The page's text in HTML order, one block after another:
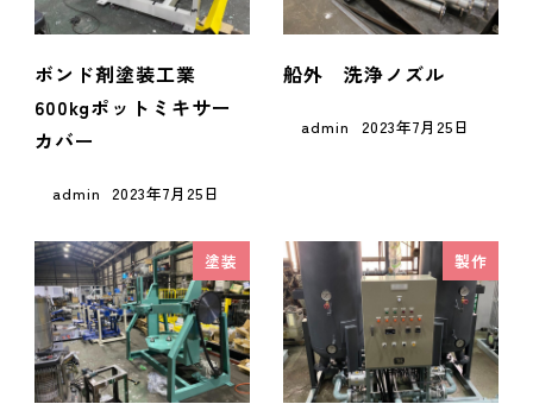
ボンド剤塗装工業
600kgポットミキサー
カバー
admin 2023年7月25日
船外 洗浄ノズル
admin 2023年7月25日
塗装 製作